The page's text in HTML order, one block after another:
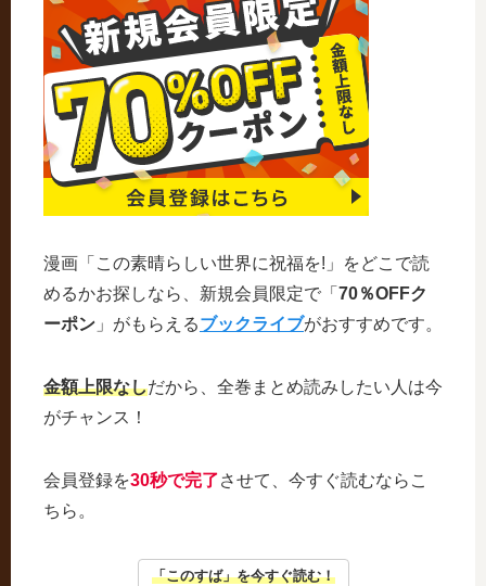
漫画「この素晴らしい世界に祝福を!」をどこで読
めるかお探しなら、新規会員限定で「 70％OFFク
ーポン 」がもらえるブックライブがおすすめです。
金額上限なしだから、全巻まとめ読みしたい人は今
がチャンス！
会員登録を30秒で完了させて、今すぐ読むならこ
ちら。
「このすば」を今すぐ読む！